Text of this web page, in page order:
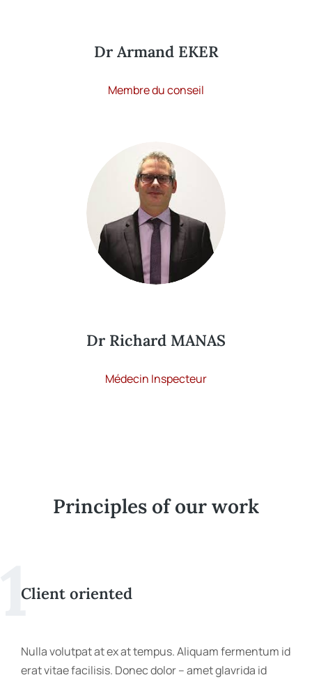
Dr Armand EKER
Membre du conseil
Dr Richard MANAS
Médecin Inspecteur
Principles of our work
1
Client oriented
Nulla volutpat at ex at tempus. Aliquam fermentum id
erat vitae facilisis. Donec dolor – amet glavrida id